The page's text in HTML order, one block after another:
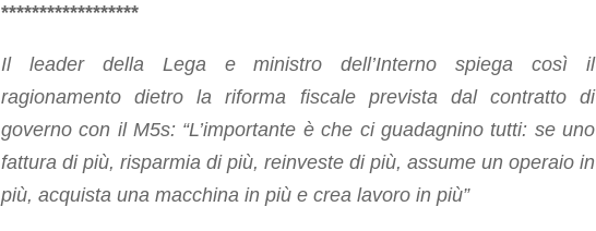
******************
Il leader della Lega e ministro dell’Interno spiega così il
ragionamento dietro la riforma fiscale prevista dal contratto di
governo con il M5s: “L’importante è che ci guadagnino tutti: se uno
fattura di più, risparmia di più, reinveste di più, assume un operaio in
più, acquista una macchina in più e crea lavoro in più”